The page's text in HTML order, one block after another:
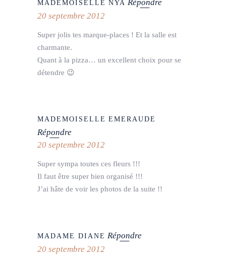
MADEMOISELLE NYA Répondre
20 septembre 2012
Super jolis tes marque-places ! Et la salle est
charmante.
Quant à la pizza… un excellent choix pour se
détendre 😉
MADEMOISELLE EMERAUDE
Répondre
20 septembre 2012
Super sympa toutes ces fleurs !!!
Il faut être super bien organisé !!!
J’ai hâte de voir les photos de la suite !!
MADAME DIANE Répondre
20 septembre 2012